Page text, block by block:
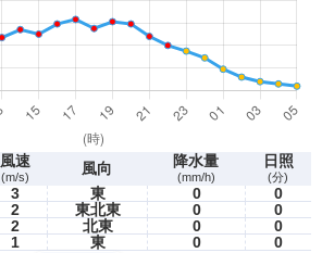
風速
(m/s) 風向 降水量
(mm/h)
日照
(分)
3 東 0
0
2 東北東 0
0
2 北東 0
0
1 東 0 0